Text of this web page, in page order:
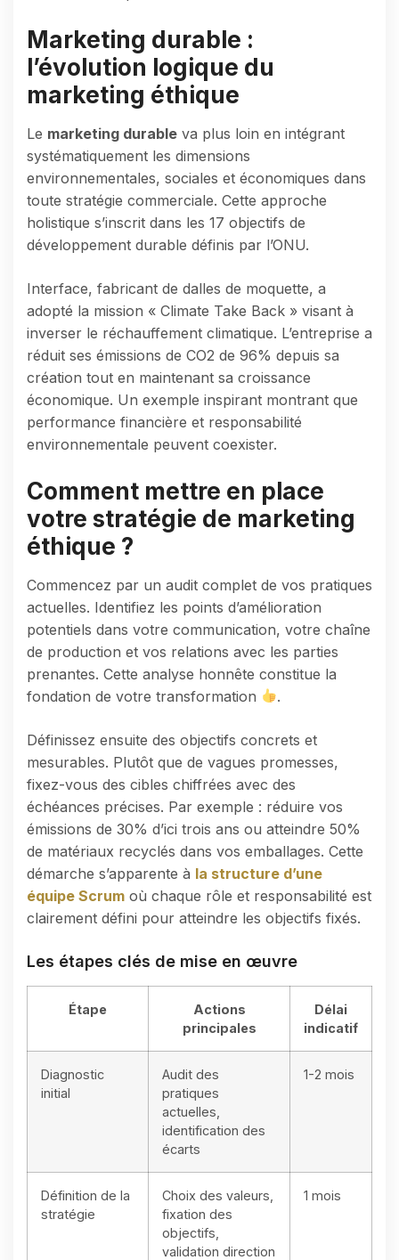
Marketing durable :
l’évolution logique du
marketing éthique
Le marketing durable va plus loin en intégrant
systématiquement les dimensions
environnementales, sociales et économiques dans
toute stratégie commerciale. Cette approche
holistique s’inscrit dans les 17 objectifs de
développement durable définis par l’ONU.
Interface, fabricant de dalles de moquette, a
adopté la mission « Climate Take Back » visant à
inverser le réchauffement climatique. L’entreprise a
réduit ses émissions de CO2 de 96% depuis sa
création tout en maintenant sa croissance
économique. Un exemple inspirant montrant que
performance financière et responsabilité
environnementale peuvent coexister.
Comment mettre en place
votre stratégie de marketing
éthique ?
Commencez par un audit complet de vos pratiques
actuelles. Identifiez les points d’amélioration
potentiels dans votre communication, votre chaîne
de production et vos relations avec les parties
prenantes. Cette analyse honnête constitue la
fondation de votre transformation
.
Définissez ensuite des objectifs concrets et
mesurables. Plutôt que de vagues promesses,
fixez-vous des cibles chiffrées avec des
échéances précises. Par exemple : réduire vos
émissions de 30% d’ici trois ans ou atteindre 50%
de matériaux recyclés dans vos emballages. Cette
démarche s’apparente à la structure d’une
équipe Scrum où chaque rôle et responsabilité est
clairement défini pour atteindre les objectifs fixés.
Les étapes clés de mise en œuvre
Étape
Actions
principales
Délai
indicatif
Diagnostic
initial
Audit des
pratiques
actuelles,
identification des
écarts
1-2 mois
Définition de la
stratégie
Choix des valeurs,
fixation des
objectifs,
validation direction
1 mois